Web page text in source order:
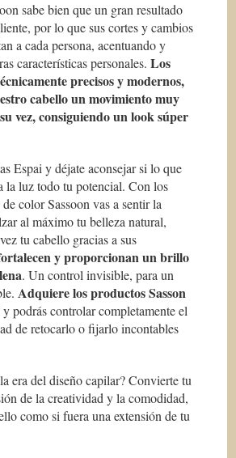
sabe bien que un gran resultado
por lo que sus cortes y cambios
a cada persona, acentuando y
características personales.Los
precisos y modernos,
cabello un movimiento muy
vez, consiguiendo un look súper
Espai y déjate aconsejar si lo que
la luz todo tu potencial. Con los
color Sassoon vas a sentir la
al máximo tu belleza natural,
tu cabello gracias a sus
y proporcionan un brillo
. Un control invisible, para un
Adquiere los productos Sasson
podrás controlar completamente el
de retocarlo o fijarlo incontables
era del diseño capilar? Convierte tu
de la creatividad y la comodidad,
como si fuera una extensión de tu